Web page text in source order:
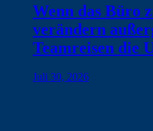
Wenn das Büro
verändern
Teamreisen die
Juli 30, 2026